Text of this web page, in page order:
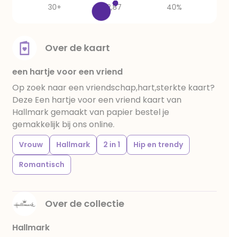
30+
2,87 40%
Over de kaart
een hartje voor een vriend
Op zoek naar een vriendschap,hart,sterkte kaart?
Deze Een hartje voor een vriend kaart van
Hallmark gemaakt van papier bestel je
gemakkelijk bij ons online.
Vrouw Hallmark 2 in 1
Hip en trendy
Romantisch
Over de collectie
Hallmark